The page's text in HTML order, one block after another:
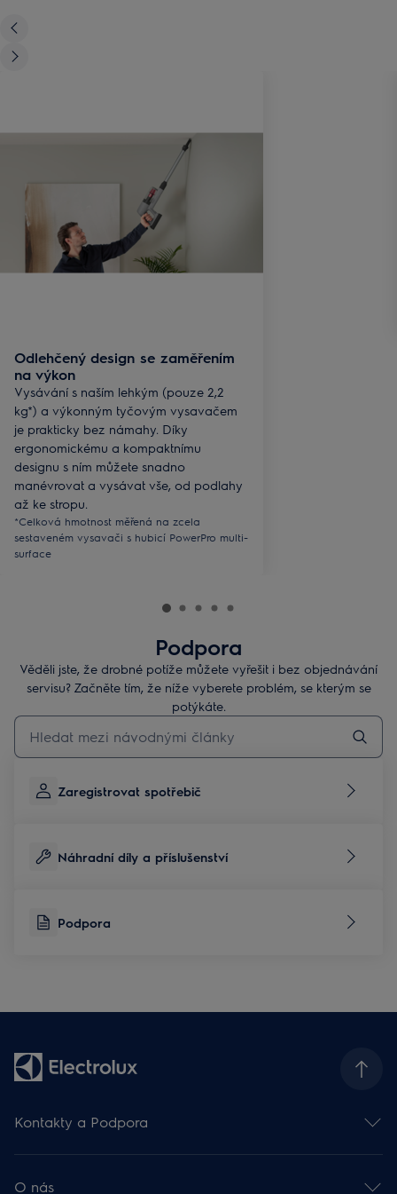
Odlehčený design se zaměřením
na výkon
Vysávání s naším lehkým (pouze 2,2
kg*) a výkonným tyčovým vysavačem
je prakticky bez námahy. Díky
ergonomickému a kompaktnímu
designu s ním můžete snadno
manévrovat a vysávat vše, od podlahy
až ke stropu.
*Celková hmotnost měřená na zcela
sestaveném vysavači s hubicí PowerPro multi-
surface
Podpora
Věděli jste, že drobné potíže můžete vyřešit i bez objednávání
servisu? Začněte tím, že níže vyberete problém, se kterým se
potýkáte.
Pro vyhledávání v článcích technické podpory začněte psát
Zaregistrovat spotřebič
Náhradní díly a příslušenství
Podpora
Kontakty a Podpora
Odběr newsletteru
O nás